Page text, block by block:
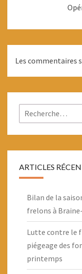
Les commentaires
Rechercher :
ARTICLES
Bilan de la
frelons à
Lutte contre le
piégeage des
printemps